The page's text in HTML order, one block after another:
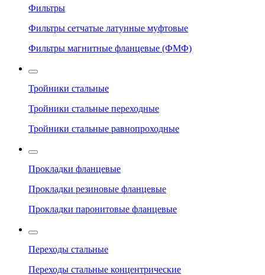
Фильтры
Фильтры сетчатые латунные муфтовые
Фильтры магнитные фланцевые (ФМФ)
Тройники стальные
Тройники стальные переходные
Тройники стальные равнопроходные
Прокладки фланцевые
Прокладки резиновые фланцевые
Прокладки паронитовые фланцевые
Переходы стальные
Переходы стальные концентрические